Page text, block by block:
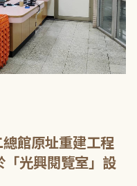
館原址重建工程
「光興閱覽室」設